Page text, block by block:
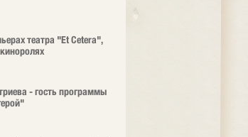
театра "Et Cetera",
- гость программы